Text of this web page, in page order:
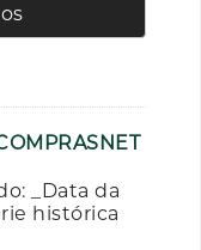
_Data da
histórica